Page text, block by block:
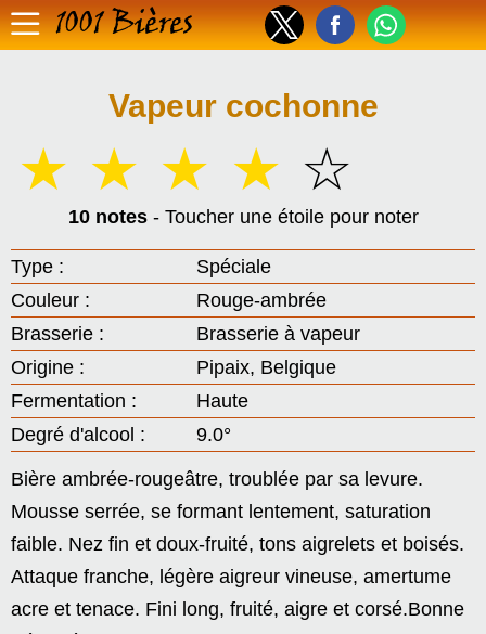
1001 Bières
Vapeur cochonne
☆
☆
☆
☆
☆
10 notes- Toucher une étoile pour noter
Type :
Spéciale
Couleur :
Rouge-ambrée
Brasserie :
Brasserie à vapeur
Origine :
Pipaix, Belgique
Fermentation :
Haute
Degré d'alcool :
9.0°
Bière ambrée-rougeâtre, troublée par sa levure.
Mousse serrée, se formant lentement, saturation
faible. Nez fin et doux-fruité, tons aigrelets et boisés.
Attaque franche, légère aigreur vineuse, amertume
acre et tenace. Fini long, fruité, aigre et corsé.Bonne